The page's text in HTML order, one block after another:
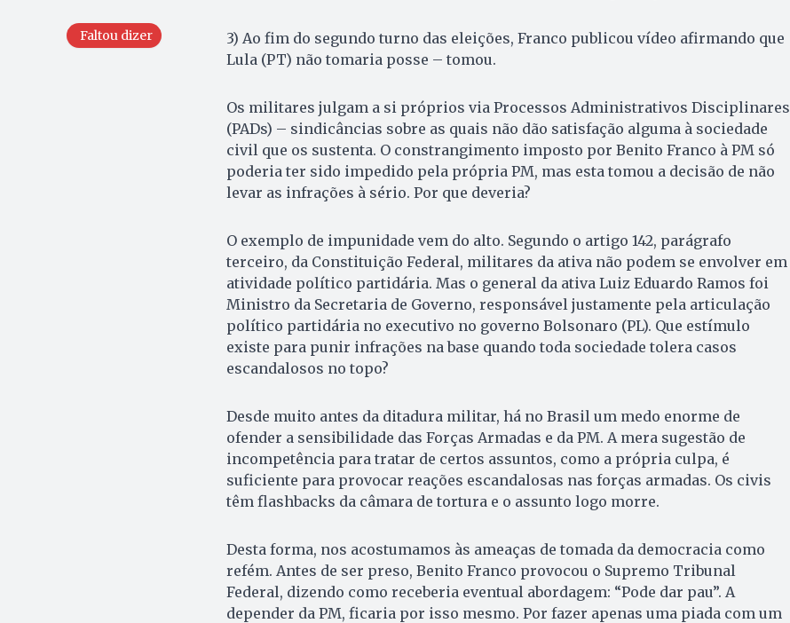
Faltou dizer
3) Ao fim do segundo turno das eleições, Franco publicou vídeo afirmando que
Lula (PT) não tomaria posse – tomou.
Os militares julgam a si próprios via Processos Administrativos Disciplinares
(PADs) – sindicâncias sobre as quais não dão satisfação alguma à sociedade
civil que os sustenta. O constrangimento imposto por Benito Franco à PM só
poderia ter sido impedido pela própria PM, mas esta tomou a decisão de não
levar as infrações à sério. Por que deveria?
O exemplo de impunidade vem do alto. Segundo o artigo 142, parágrafo
terceiro, da Constituição Federal, militares da ativa não podem se envolver em
atividade político partidária. Mas o general da ativa Luiz Eduardo Ramos foi
Ministro da Secretaria de Governo, responsável justamente pela articulação
político partidária no executivo no governo Bolsonaro (PL). Que estímulo
existe para punir infrações na base quando toda sociedade tolera casos
escandalosos no topo?
Desde muito antes da ditadura militar, há no Brasil um medo enorme de
ofender a sensibilidade das Forças Armadas e da PM. A mera sugestão de
incompetência para tratar de certos assuntos, como a própria culpa, é
suficiente para provocar reações escandalosas nas forças armadas. Os civis
têm flashbacks da câmara de tortura e o assunto logo morre.
Desta forma, nos acostumamos às ameaças de tomada da democracia como
refém. Antes de ser preso, Benito Franco provocou o Supremo Tribunal
Federal, dizendo como receberia eventual abordagem: “Pode dar pau”. A
depender da PM, ficaria por isso mesmo. Por fazer apenas uma piada com um